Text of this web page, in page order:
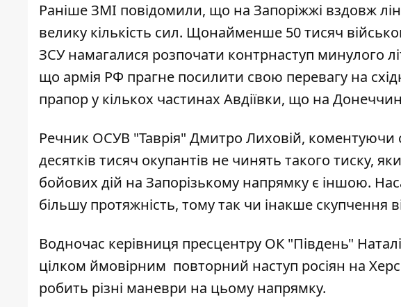
Раніше ЗМІ повідомили, що на Запоріжжі вздовж
велику кількість сил. Щонайменше 50 тисяч
ЗСУ намагалися розпочати контрнаступ минулого
що армія РФ прагне посилити свою перевагу на
прапор у кількох частинах Авдіївки, що на
Речник ОСУВ "Таврія" Дмитро Лиховій, коментуючи
десятків тисяч окупантів не чинять такого тиску,
бойових дій на Запорізькому напрямку є іншою.
більшу протяжність, тому так чи інакше скупчення
Водночас керівниця пресцентру ОК "Південь"
цілком ймовірним повторний наступ росіян на
робить різні маневри на цьому напрямку.